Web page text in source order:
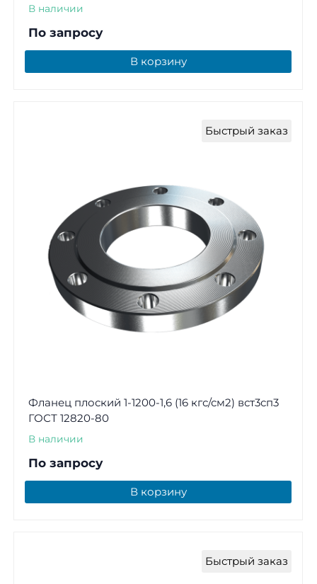
В наличии
По запросу
В корзину
Быстрый заказ
Фланец плоский 1-1200-1,6 (16 кгс/см2) вст3сп3
ГОСТ 12820-80
В наличии
По запросу
В корзину
Быстрый заказ